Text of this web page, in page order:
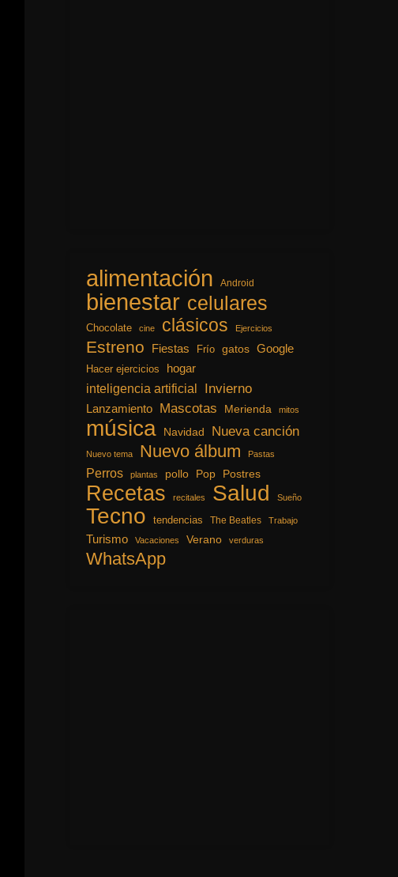
alimentación Android
bienestar celulares
Chocolate cine clásicos Ejercicios
Estreno Fiestas Frío gatos Google
Hacer ejercicios hogar
inteligencia artificial Invierno
Lanzamiento Mascotas Merienda mitos
música Navidad Nueva canción
Nuevo tema Nuevo álbum Pastas
Perros plantas pollo Pop Postres
Recetas recitales Salud Sueño
Tecno tendencias The Beatles Trabajo
Turismo Vacaciones Verano verduras
WhatsApp